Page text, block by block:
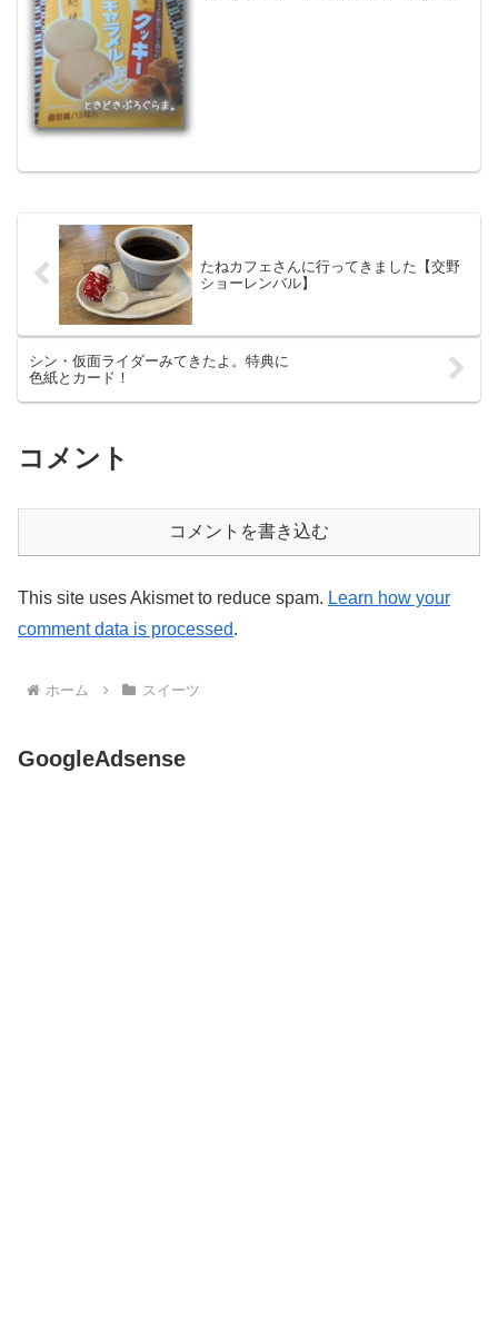
たねカフェさんに行ってきました【交野
ショーレンバル】
シン・仮面ライダーみてきたよ。特典に
色紙とカード！
コメント
コメントを書き込む
This site uses Akismet to reduce spam. Learn how your
comment data is processed.
ホーム スイーツ
GoogleAdsense